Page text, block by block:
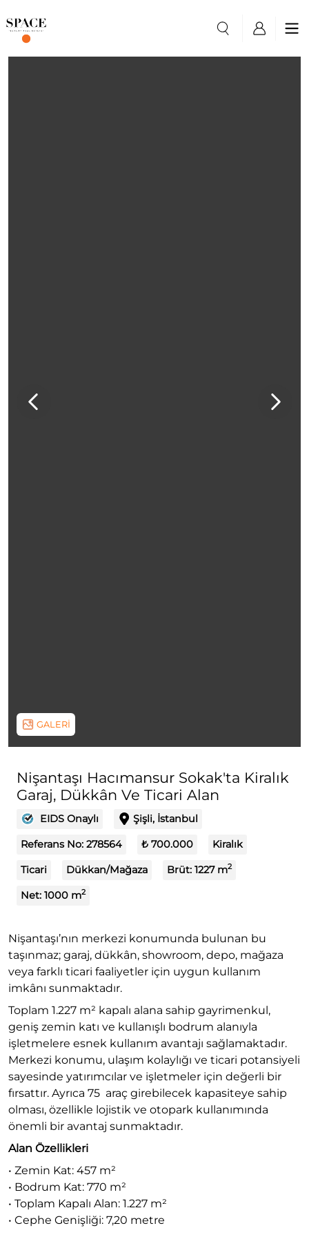
GALERİ
Nişantaşı Hacımansur Sokak'ta Kiralık
Garaj, Dükkân Ve Ticari Alan
EIDS Onaylı Şişli, İstanbul
Referans No: 278564 ₺ 700.000 Kiralık
Ticari Dükkan/Mağaza Brüt: 1227 m2
Net: 1000 m2
Nişantaşı’nın merkezi konumunda bulunan bu
taşınmaz; garaj, dükkân, showroom, depo, mağaza
veya farklı ticari faaliyetler için uygun kullanım
imkânı sunmaktadır.
Toplam 1.227 m² kapalı alana sahip gayrimenkul,
geniş zemin katı ve kullanışlı bodrum alanıyla
işletmelere esnek kullanım avantajı sağlamaktadır.
Merkezi konumu, ulaşım kolaylığı ve ticari potansiyeli
sayesinde yatırımcılar ve işletmeler için değerli bir
fırsattır. Ayrıca 75 araç girebilecek kapasiteye sahip
olması, özellikle lojistik ve otopark kullanımında
önemli bir avantaj sunmaktadır.
Alan Özellikleri
• Zemin Kat: 457 m²
• Bodrum Kat: 770 m²
• Toplam Kapalı Alan: 1.227 m²
• Cephe Genişliği: 7,20 metre